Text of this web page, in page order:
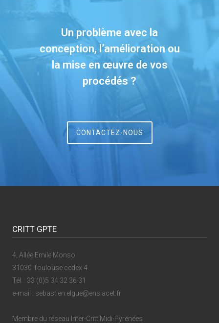
Un problème avec la
conception, l’amélioration ou
la mise en œuvre de vos
procédés ?
CONTACTEZ-NOUS
CRITT GPTE
4, Allée Emile Monso
31030 Toulouse cedex 4
Tél. : 33 (0)5 34 32 36 31
e-mail : sebastien.elgue@ensiacet.fr
Membre du réseau Inter-Critt Midi-Pyrénées